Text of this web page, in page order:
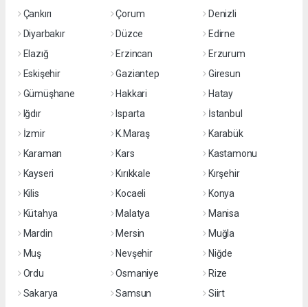
Çankırı
Çorum
Denizli
Diyarbakır
Düzce
Edirne
Elazığ
Erzincan
Erzurum
Eskişehir
Gaziantep
Giresun
Gümüşhane
Hakkari
Hatay
Iğdır
Isparta
İstanbul
İzmir
K.Maraş
Karabük
Karaman
Kars
Kastamonu
Kayseri
Kırıkkale
Kırşehir
Kilis
Kocaeli
Konya
Kütahya
Malatya
Manisa
Mardin
Mersin
Muğla
Muş
Nevşehir
Niğde
Ordu
Osmaniye
Rize
Sakarya
Samsun
Siirt